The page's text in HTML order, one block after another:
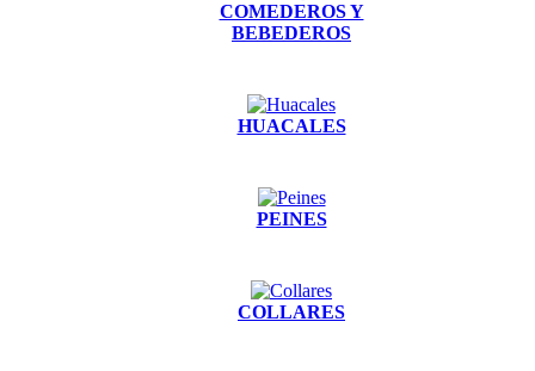
COMEDEROS Y
BEBEDEROS
HUACALES
PEINES
COLLARES